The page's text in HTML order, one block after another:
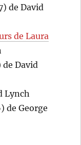
de David
de Laura
de David
Lynch
de George